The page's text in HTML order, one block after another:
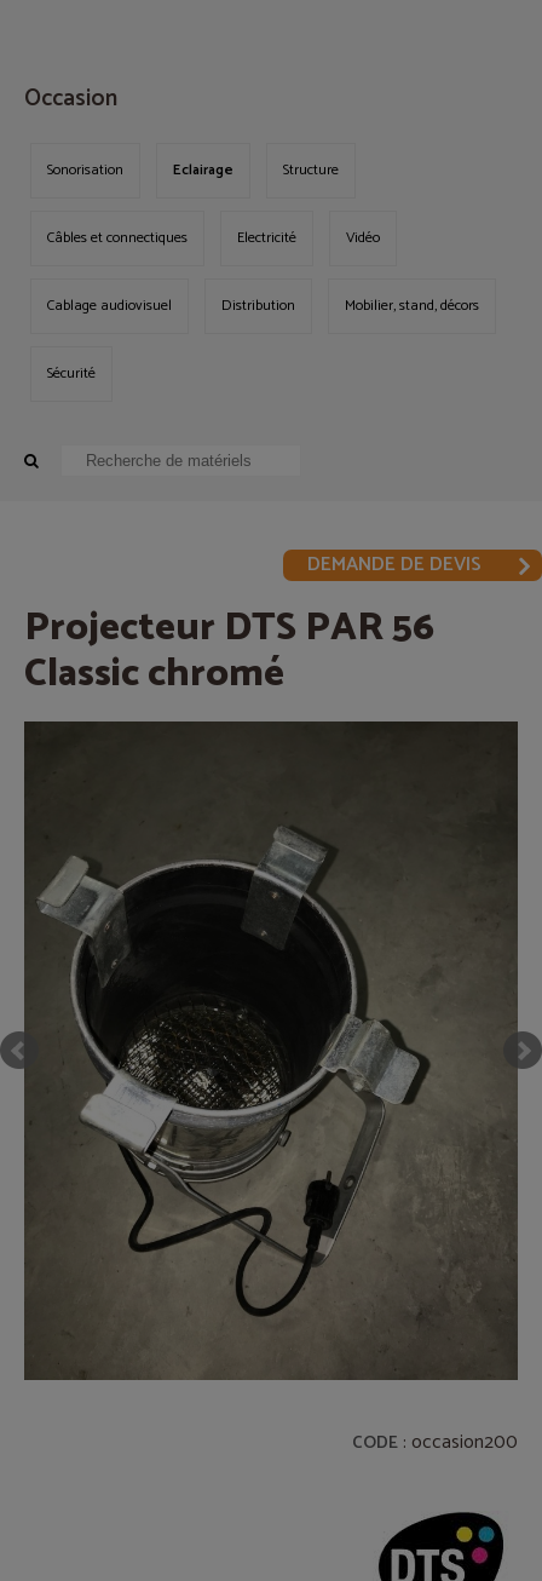
Occasion
Sonorisation Eclairage Structure
Câbles et connectiques Electricité Vidéo
Cablage audiovisuel Distribution Mobilier, stand, décors
Sécurité
DEMANDE DE DEVIS
Projecteur DTS PAR 56
Classic chromé
CODE : occasion200